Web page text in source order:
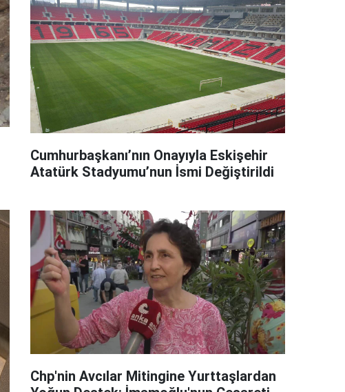
Cumhurbaşkanı’nın Onayıyla Eskişehir
Atatürk Stadyumu’nun İsmi Değiştirildi
Chp'nin Avcılar Mitingine Yurttaşlardan